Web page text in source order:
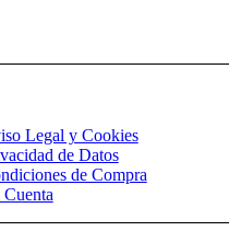
Legal y Cookies
de Datos
de Compra